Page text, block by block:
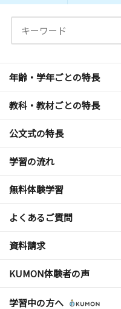
年齢・学年ごとの特長
教科・教材ごとの特長
公文式の特長
学習の流れ
無料体験学習
よくあるご質問
資料請求
KUMON体験者の声
学習中の方へ